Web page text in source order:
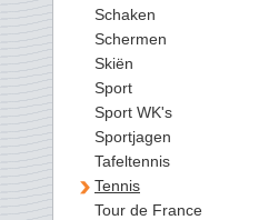
Schaken
Schermen
Skiën
Sport
Sport WK's
Sportjagen
Tafeltennis
Tennis
Tour de France